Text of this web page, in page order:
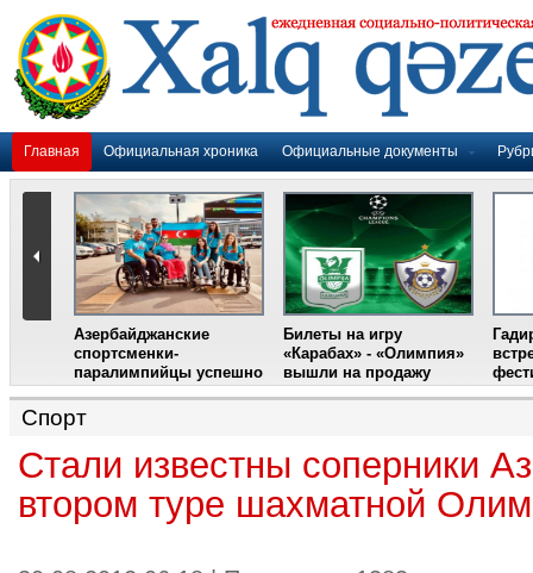
Главная Официальная хроника Официальные документы
Азербайджанские
спортсменки-
паралимпийцы успешно
выступили на III
Международном
фестивале парашютного
Билеты на игру
«Карабах» - «Олимпия»
вышли на продажу
Спорт
Стали известны соперники
втором туре шахматной